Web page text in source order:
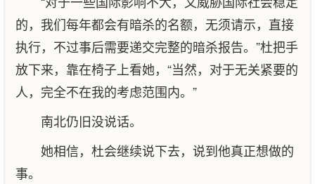
的，我们每年都会有暗杀的名额，无须请示，直接
执行，不过事后需要递交完整的暗杀报告。”杜把手
放下来，靠在椅子上看她，“当然，对于无关紧要的
人，完全不在我的考虑范围内。”
南北仍旧没说话。
她相信，杜会继续说下去，说到他真正想做的
事。